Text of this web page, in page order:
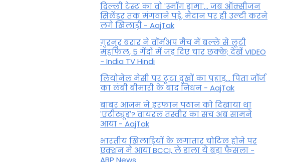
दिल्ली टेस्ट का वो 'स्मॉग ड्रामा'... जब ऑक्सीजन
सिलेंडर तक मंगवाने पड़े, मैदान पर ही उल्टी करने
लगे खिलाड़ी - AajTak
गुरनूर बरार ने वॉर्मअप मैच में बल्ले से लूटी
महफिल, 5 गेंदों में जड़ दिए चार छक्के; देखें VIDEO
- India TV Hindi
लियोनेल मेसी पर टूटा दुखों का पहाड़... पिता जॉर्ज
का लंबी बीमारी के बाद निधन - AajTak
बाबर आजम ने इरफान पठान को दिखाया था
'एटीट्यूड'? वायरल तस्वीर का सच अब सामने
आया - AajTak
भारतीय खिलाड़ियों के लगातार चोटिल होने पर
एक्शन में आया BCCI, ले डाला ये बड़ा फैसला -
ABP News